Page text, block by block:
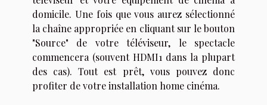
domicile. Une fois que vous aurez sélectionné
la chaîne appropriée en cliquant sur le bouton
"Source" de votre téléviseur, le spectacle
commencera (souvent HDMI1 dans la plupart
des cas). Tout est prêt, vous pouvez donc
profiter de votre installation home cinéma.